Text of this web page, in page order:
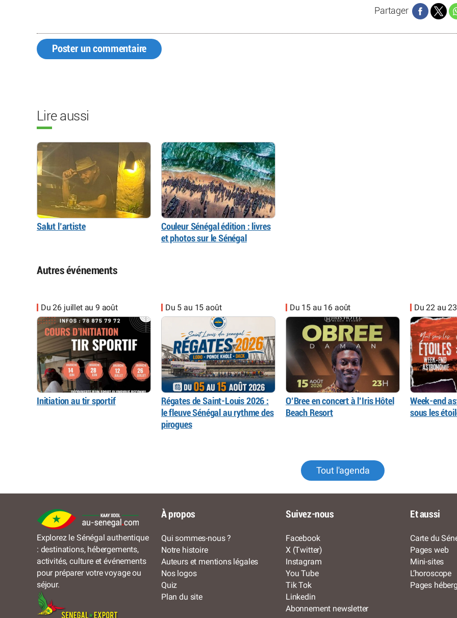
Partager
Poster un commentaire
Lire aussi
Salut l’artiste
Couleur Sénégal édition : livres
et photos sur le Sénégal
Autres événements
Du 26 juillet au 9 août
Initiation au tir sportif
Du 5 au 15 août
Régates de Saint-Louis 2026 :
le fleuve Sénégal au rythme des
pirogues
Du 15 au 16 août
O’Bree en concert à l’Iris Hôtel
Beach Resort
Du 22 au
Week-end
sous les
Tout l'agenda
Explorez le Sénégal authentique
: destinations, hébergements,
activités, culture et événements
pour préparer votre voyage ou
séjour.
À propos
Qui sommes-nous ?
Notre histoire
Auteurs et mentions légales
Nos logos
Quiz
Plan du site
Suivez-nous
Facebook
X (Twitter)
Instagram
You Tube
Tik Tok
Linkedin
Abonnement newsletter
Et aussi
Carte du
Pages web
Mini-sites
L’horoscope
Pages